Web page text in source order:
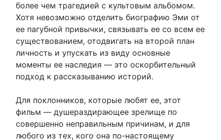
более чем трагедией с культовым альбомом.
Хотя невозможно отделить биографию Эми от
ее пагубной привычки, связывать ее со всем ее
существованием, отодвигать на второй план
личность и упускать из виду основные
моменты ее наследия — это оскорбительный
подход к рассказыванию историй.
Для поклонников, которые любят ее, этот
фильм — душераздирающее зрелище по
совершенно неправильным причинам, и для
любого из тех, кого она по-настоящему